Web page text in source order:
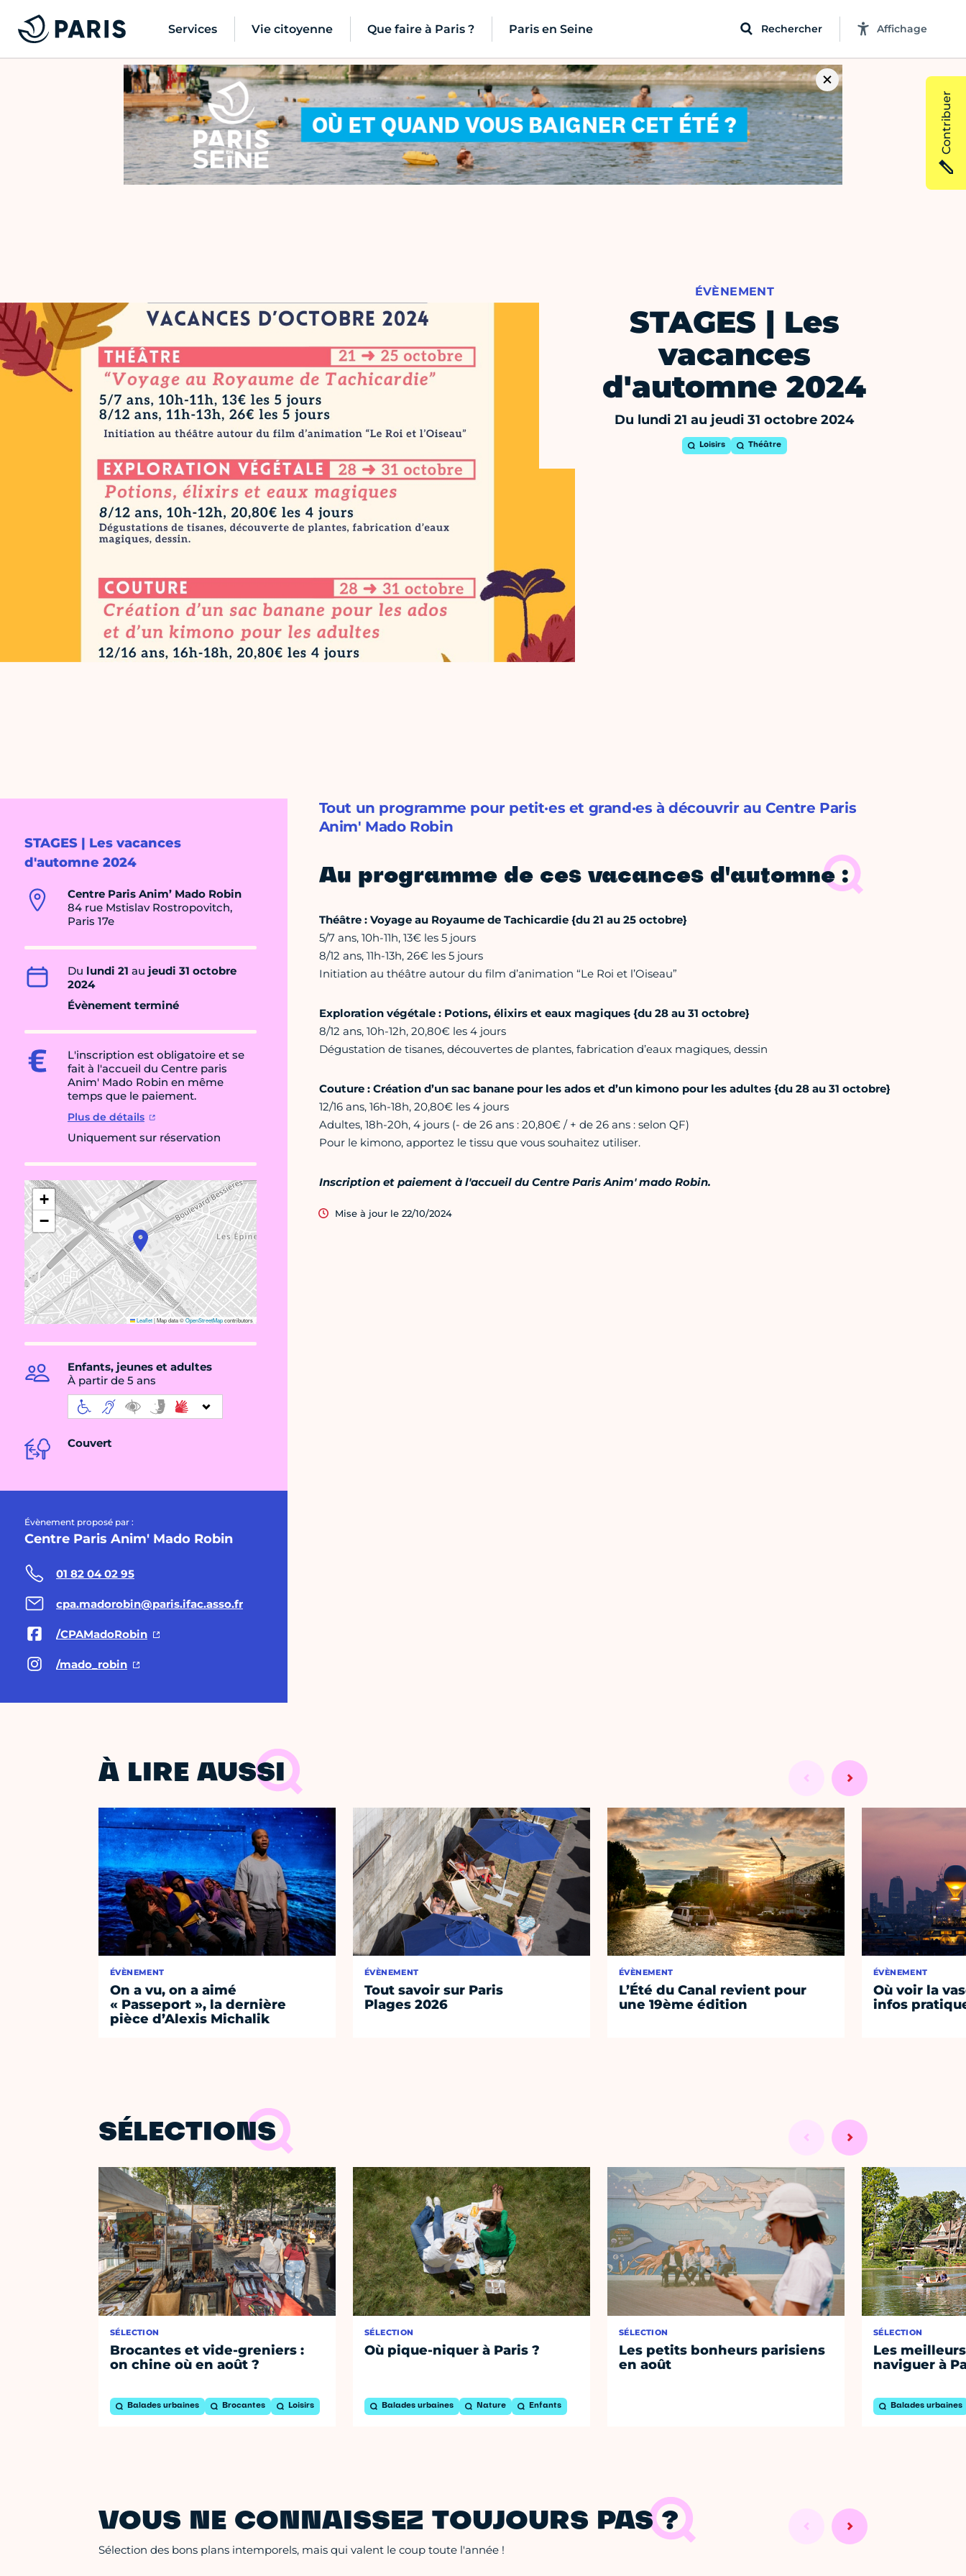
Services Vie citoyenne Que faire à Paris ? Paris en Seine Rechercher Affichage
ÉVÈNEMENT
STAGES | Les
vacances
d'automne 2024
Du lundi 21 au jeudi 31 octobre 2024
Loisirs Théâtre
STAGES | Les vacances
d'automne 2024
Centre Paris Anim’ Mado Robin
84 rue Mstislav Rostropovitch,
Paris 17e
Du lundi 21 au jeudi 31 octobre
2024
Évènement terminé
L'inscription est obligatoire et se
fait à l'accueil du Centre paris
Anim' Mado Robin en même
temps que le paiement.
Plus de détails
Uniquement sur réservation
+
−
Leaflet|Map data ©OpenStreetMapcontributors
Enfants, jeunes et adultes
À partir de 5 ans
Couvert
Évènement proposé par :
Centre Paris Anim' Mado Robin
01 82 04 02 95
cpa.madorobin@paris.ifac.asso.fr
/CPAMadoRobin
/mado_robin
Tout un programme pour petit·es et grand·es à découvrir au Centre Paris
Anim' Mado Robin
Au programme de ces vacances d'automne :
Théâtre : Voyage au Royaume de Tachicardie {du 21 au 25 octobre}
5/7 ans, 10h-11h, 13€ les 5 jours
8/12 ans, 11h-13h, 26€ les 5 jours
Initiation au théâtre autour du film d’animation “Le Roi et l’Oiseau”
Exploration végétale : Potions, élixirs et eaux magiques {du 28 au 31 octobre}
8/12 ans, 10h-12h, 20,80€ les 4 jours
Dégustation de tisanes, découvertes de plantes, fabrication d’eaux magiques, dessin
Couture : Création d’un sac banane pour les ados et d’un kimono pour les adultes {du 28 au 31 octobre}
12/16 ans, 16h-18h, 20,80€ les 4 jours
Adultes, 18h-20h, 4 jours (- de 26 a ns : 20,80€ / + de 26 ans : selon QF)
Pour le kimono, apportez le tissu que vous souhaitez utiliser.
Inscription et paiement à l'accueil du Centre Paris Anim' mado Robin.
Mise à jour le 22/10/2024
À LIRE AUSSI
ÉVÈNEMENT
On a vu, on a aimé
« Passeport », la dernière
pièce d’Alexis Michalik
ÉVÈNEMENT
Tout savoir sur Paris
Plages 2026
ÉVÈNEMENT
L’Été du Canal revient pour
une 19ème édition
ÉVÈNEMENT
Où voir la
infos
SÉLECTIONS
SÉLECTION
Brocantes et vide-greniers :
on chine où en août ?
Balades urbaines Brocantes Loisirs
SÉLECTION
Où pique-niquer à Paris ?
Balades urbaines Nature Enfants
SÉLECTION
Les petits bonheurs parisiens
en août
SÉLECTION
Les
naviguer à
Balades urbaines
VOUS NE CONNAISSEZ TOUJOURS PAS ?
Sélection des bons plans intemporels, mais qui valent le coup toute l'année !
Contribuer